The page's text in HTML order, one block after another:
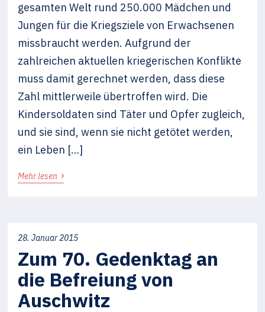
gesamten Welt rund 250.000 Mädchen und
Jungen für die Kriegsziele von Erwachsenen
missbraucht werden. Aufgrund der
zahlreichen aktuellen kriegerischen Konflikte
muss damit gerechnet werden, dass diese
Zahl mittlerweile übertroffen wird. Die
Kindersoldaten sind Täter und Opfer zugleich,
und sie sind, wenn sie nicht getötet werden,
ein Leben […]
Mehr lesen ›
28. Januar 2015
Zum 70. Gedenktag an
die Befreiung von
Auschwitz